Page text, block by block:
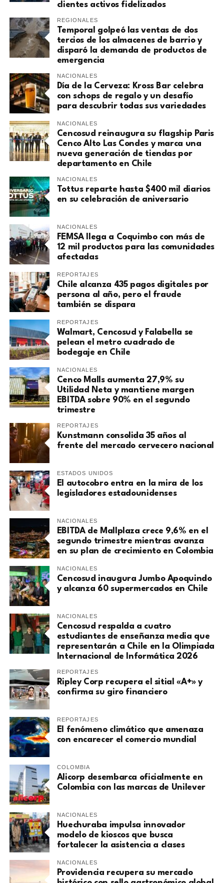
clientes activos fidelizados
REGIONALES
Temporal golpeó las ventas de dos
tercios de los almacenes de barrio y
disparó la demanda de productos de
emergencia
NACIONALES
Día de la Cerveza: Kross Bar celebra
con schops de regalo y un desafío
para descubrir todas sus variedades
NACIONALES
Cencosud reinaugura su flagship Paris
Cenco Alto Las Condes y marca una
nueva generación de tiendas por
departamento en Chile
NACIONALES
Tottus reparte hasta $400 mil diarios
en su celebración de aniversario
NACIONALES
FEMSA llega a Coquimbo con más de
12 mil productos para las comunidades
afectadas
REPORTAJES
Chile alcanza 435 pagos digitales por
persona al año, pero el fraude
también se dispara
REPORTAJES
Walmart, Cencosud y Falabella se
pelean el metro cuadrado de
bodegaje en Chile
NACIONALES
Cenco Malls aumenta 27,9% su
Utilidad Neta y mantiene margen
EBITDA sobre 90% en el segundo
trimestre
REPORTAJES
Kunstmann consolida 35 años al
frente del mercado cervecero nacional
ESTADOS UNIDOS
El autocobro entra en la mira de los
legisladores estadounidenses
NACIONALES
EBITDA de Mallplaza crece 9,6% en el
segundo trimestre mientras avanza
en su plan de crecimiento en Colombia
NACIONALES
Cencosud inaugura Jumbo Apoquindo
y alcanza 60 supermercados en Chile
NACIONALES
Cencosud respalda a cuatro
estudiantes de enseñanza media que
representarán a Chile en la Olimpiada
Internacional de Informática 2026
REPORTAJES
Ripley Corp recupera el sitial «A+» y
confirma su giro financiero
REPORTAJES
El fenómeno climático que amenaza
con encarecer el comercio mundial
COLOMBIA
Alicorp desembarca oficialmente en
Colombia con las marcas de Unilever
NACIONALES
Huechuraba impulsa innovador
modelo de kioscos que busca
fortalecer la asistencia a clases
NACIONALES
Providencia recupera su mercado